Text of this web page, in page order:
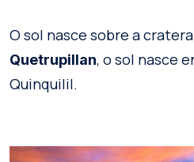
O sol nasce sobre a
Quetrupillan, o sol nasce
Quinquilil.